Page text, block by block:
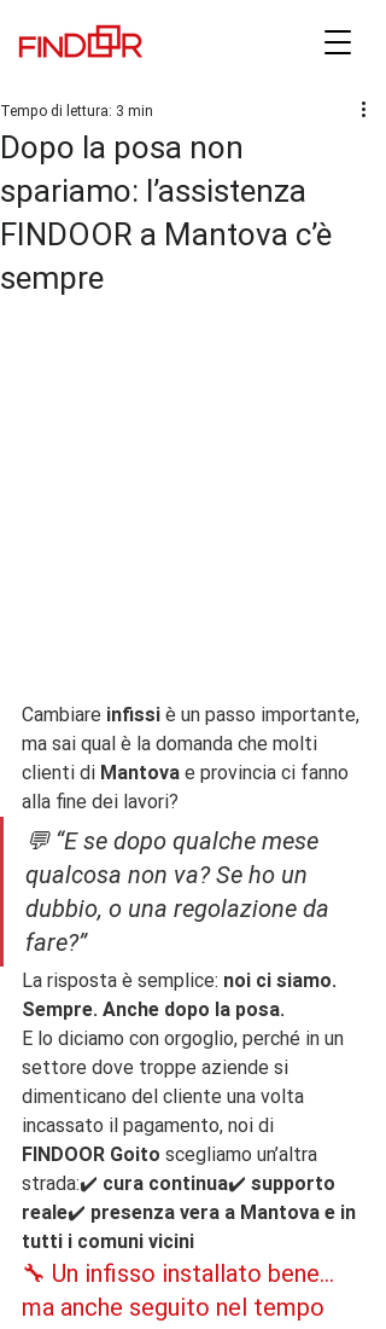
Dopo la posa non
spariamo: l’assistenza
FINDOOR a Mantova c’è
sempre
Tempo di lettura: 3 min
Cambiare infissi è un passo importante,
ma sai qual è la domanda che molti
clienti di Mantova e provincia ci fanno
alla fine dei lavori?
💬 “E se dopo qualche mese
qualcosa non va? Se ho un
dubbio, o una regolazione da
fare?”
La risposta è semplice: noi ci siamo.
Sempre. Anche dopo la posa.
E lo diciamo con orgoglio, perché in un
settore dove troppe aziende si
dimenticano del cliente una volta
incassato il pagamento, noi di
FINDOOR Goito scegliamo un’altra
strada:✔️ cura continua✔️ supporto
reale✔️ presenza vera a Mantova e in
tutti i comuni vicini
🔧 Un infisso installato bene…
ma anche seguito nel tempo